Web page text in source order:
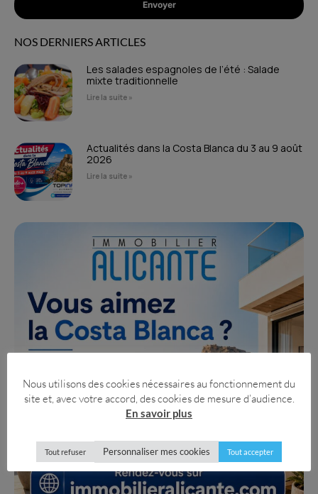
Envoyer
NOS DERNIERS ARTICLES
Les salades espagnoles de l’été : Salade
mixte traditionnelle
Lire la suite »
Actualités dans la Costa Blanca du 3 au 9 août
2026
Lire la suite »
Nous utilisons des cookies nécessaires au fonctionnement du
site et, avec votre accord, des cookies de mesure d’audience.
En savoir plus
Tout refuser Personnaliser mes cookies Tout accepter